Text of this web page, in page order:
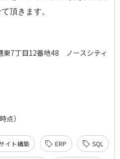
頂きます。
東7丁目12番地48 ノースシティ
点）
イト構築 ERP SQL